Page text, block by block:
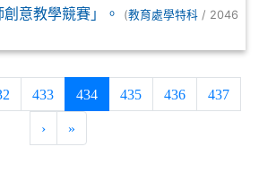
意教學競賽」。
(教育處學特科 / 2046
433 434(current)
435 436 437
› »